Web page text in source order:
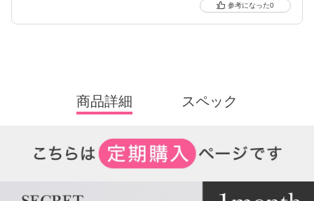
0
商品詳細 スペック